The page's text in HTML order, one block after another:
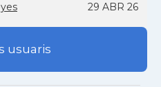
29 ABR 26
usuaris